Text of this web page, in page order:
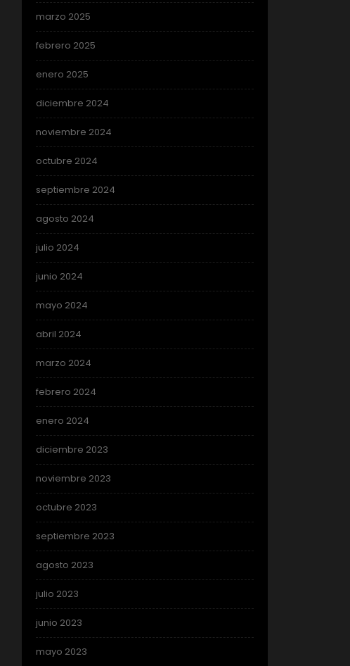
marzo 2025
febrero 2025
enero 2025
diciembre 2024
noviembre 2024
octubre 2024
septiembre 2024
agosto 2024
julio 2024
junio 2024
mayo 2024
abril 2024
marzo 2024
febrero 2024
enero 2024
diciembre 2023
noviembre 2023
octubre 2023
septiembre 2023
agosto 2023
julio 2023
junio 2023
mayo 2023